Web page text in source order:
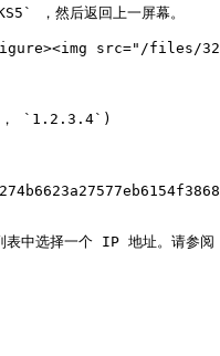
，然后返回上一屏幕。
src="/files/
， `1.2.3.4`)
列表中选择一个 IP 地址